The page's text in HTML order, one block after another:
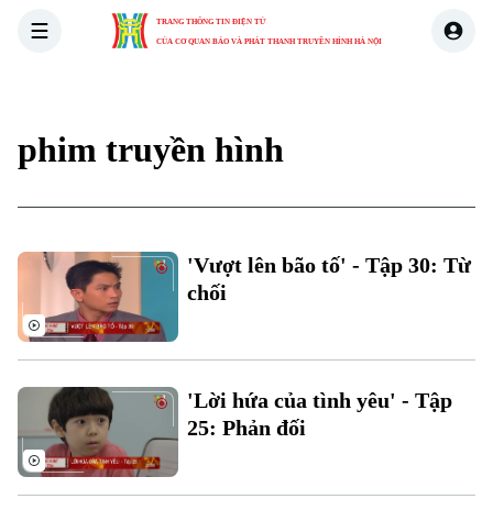
TRANG THÔNG TIN ĐIỆN TỬ
CỦA CƠ QUAN BÁO VÀ PHÁT THANH TRUYỀN HÌNH HÀ NỘI
phim truyền hình
'Vượt lên bão tố' - Tập 30: Từ
chối
'Lời hứa của tình yêu' - Tập
25: Phản đối